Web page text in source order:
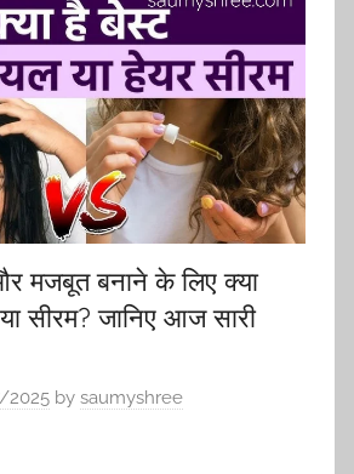
मजबूत बनाने के लिए क्या
सीरम? जानिए आज सारी
2025 by saumyshree